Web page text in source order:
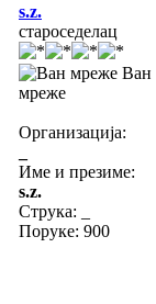
s.z.
староседелац
Ван
мреже
Организација:
Име и презиме:
s.z.
Струка:
Поруке: 900